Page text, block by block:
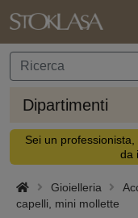
Dipartimenti
Sei un
da
Gioielleria
capelli, mini mollette